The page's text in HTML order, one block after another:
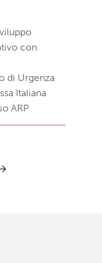
con
di Urgenza
Italiana
ARP